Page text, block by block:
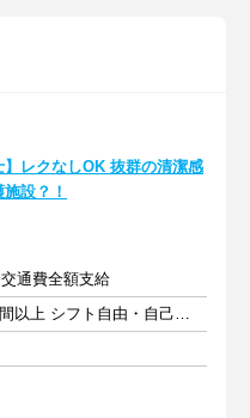
】レクなしOK 抜群の清潔感
設？！
通費全額支給
週4日以上 1日8時間以上 シフト自由・自己申告